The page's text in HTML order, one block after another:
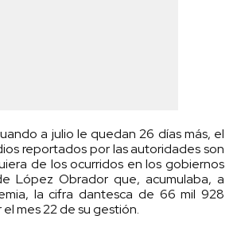
a julio le quedan 26 días más, el
reportados por las autoridades son
de los ocurridos en los gobiernos
López Obrador que, acumulaba, a
la cifra dantesca de 66 mil 928
mes 22 de su gestión.